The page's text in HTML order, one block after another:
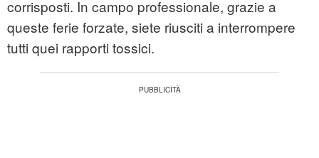
corrisposti. In campo professionale, grazie a
queste ferie forzate, siete riusciti a interrompere
tutti quei rapporti tossici.